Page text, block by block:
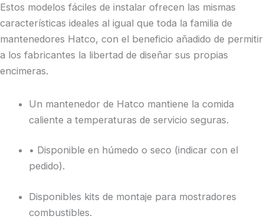
Estos modelos fáciles de instalar ofrecen las mismas
características ideales al igual que toda la familia de
mantenedores Hatco, con el beneficio añadido de permitir
a los fabricantes la libertad de diseñar sus propias
encimeras.
Un mantenedor de Hatco mantiene la comida
caliente a temperaturas de servicio seguras.
• Disponible en húmedo o seco (indicar con el
pedido).
Disponibles kits de montaje para mostradores
combustibles.